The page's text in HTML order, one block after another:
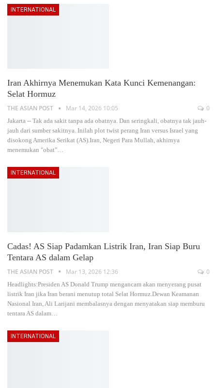
INTERNATIONAL
Iran Akhirnya Menemukan Kata Kunci Kemenangan:
Selat Hormuz
THE ASIAN POST Mar 14, 2026 10:05 0
Jakarta -- Tak ada sakit tanpa ada obatnya. Dan seringkali, obatnya tak jauh-
jauh dari sumber sakitnya. Inilah plot twist perang Iran versus Israel yang
disokong Amerika Serikat (AS).Iran, Negeri Para Mullah, akhirnya
menemukan "obat"…
INTERNATIONAL
Cadas! AS Siap Padamkan Listrik Iran, Iran Siap Buru
Tentara AS dalam Gelap
THE ASIAN POST Mar 13, 2026 12:36 0
Headlights:Presiden AS Donald Trump mengancam akan menyerang pusat
listrik Iran jika Iran berani menutup total Selat Hormuz.Dewan Keamanan
Nasional Iran, Ali Larijani membalasnya dengan menyatakan siap memburu
tentara AS dalam
INTERNATIONAL